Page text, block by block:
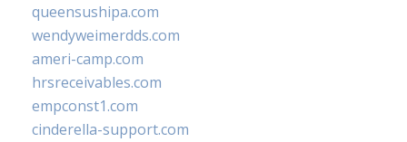
queensushipa.com
wendyweimerdds.com
ameri-camp.com
hrsreceivables.com
empconst1.com
cinderella-support.com